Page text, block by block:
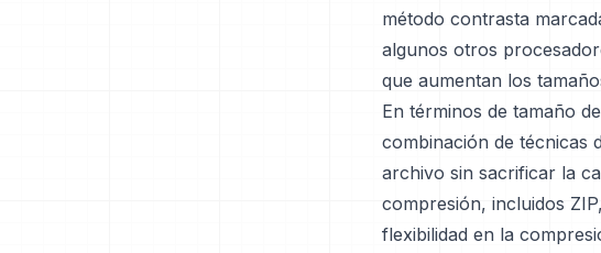
método contrasta
algunos otros
que aumentan los
En términos de tamaño
combinación de técnicas
archivo sin sacrificar la
compresión, incluidos
flexibilidad en la